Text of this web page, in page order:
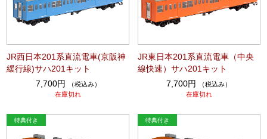
JR西日本201系直流電車(京阪神
緩行線)サハ201キット
7,700円
（税込み）
在庫切れ
JR東日本201系直流電車（中央
線快速）サハ201キット
7,700円
（税込み）
在庫切れ